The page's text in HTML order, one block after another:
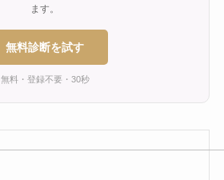
ます。
無料診断を試す
無料・登録不要・30秒